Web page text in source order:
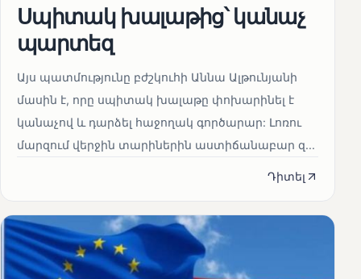
Սպիտակ խալաթից՝ կանաչ
պարտեզ
Այս պատմությունը բժշկուհի Աննա Ալթունյանի
մասին է, որը սպիտակ խալաթը փոխարինել է
կանաչով և դարձել հաջողակ գործարար: Լոռու
մարզում վերջին տարիներին աստիճանաբար զ...
Դիտել